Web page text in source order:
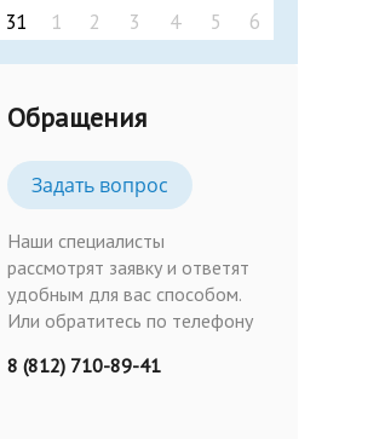
31
1 2 3 4 5 6
Обращения
Задать вопрос
Наши специалисты
рассмотрят заявку и ответят
удобным для вас способом.
Или обратитесь по телефону
8 (812) 710-89-41